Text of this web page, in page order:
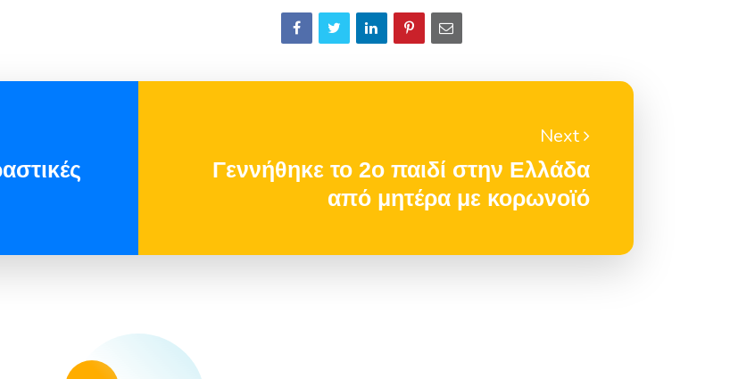
Next
Γεννήθηκε το 2ο παιδί στην Ελλάδα
από μητέρα με κορωνοϊό